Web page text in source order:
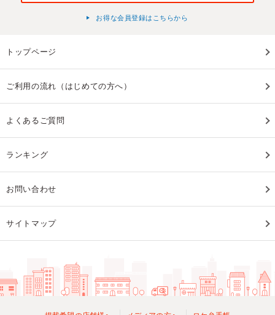
お得な会員登録はこちらから
トップページ
ご利用の流れ（はじめての方へ）
よくあるご質問
ランキング
お問い合わせ
サイトマップ